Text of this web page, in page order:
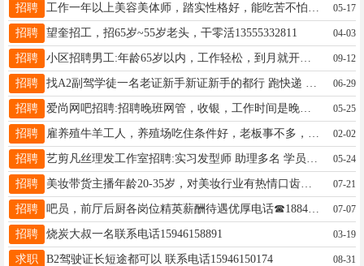
招聘 05-17
招聘 望奎招工，招65岁~55岁老头，干零活13555332811 04-03
招聘 小区招聘男工:年龄65岁以内，工作轻松，到月就开工资 联系电话:15636620721 09-12
招聘 06-29
招聘 爱尚网吧招聘:招聘晚班网管，收银，工作时间是晚七点到早七点，工资2200满勤200， 联系电话16604556665 05-25
招聘 02-02
招聘 05-24
招聘 美妆带货主播年龄20-35岁，对美妆行业有热情口齿伶俐，学习能力较强 能长期做的 每天工作4小时左右35一小时电话微信18182750336 电话打不通加微信 07-21
招聘 吧员，前厅后厨各岗位精英薪酬待遇优厚电话☎18845828777 07-07
招聘 烧炭大叔一名联系电话15946158891 03-19
求职 B2驾驶证长短途都可以 联系电话15946150174 08-31